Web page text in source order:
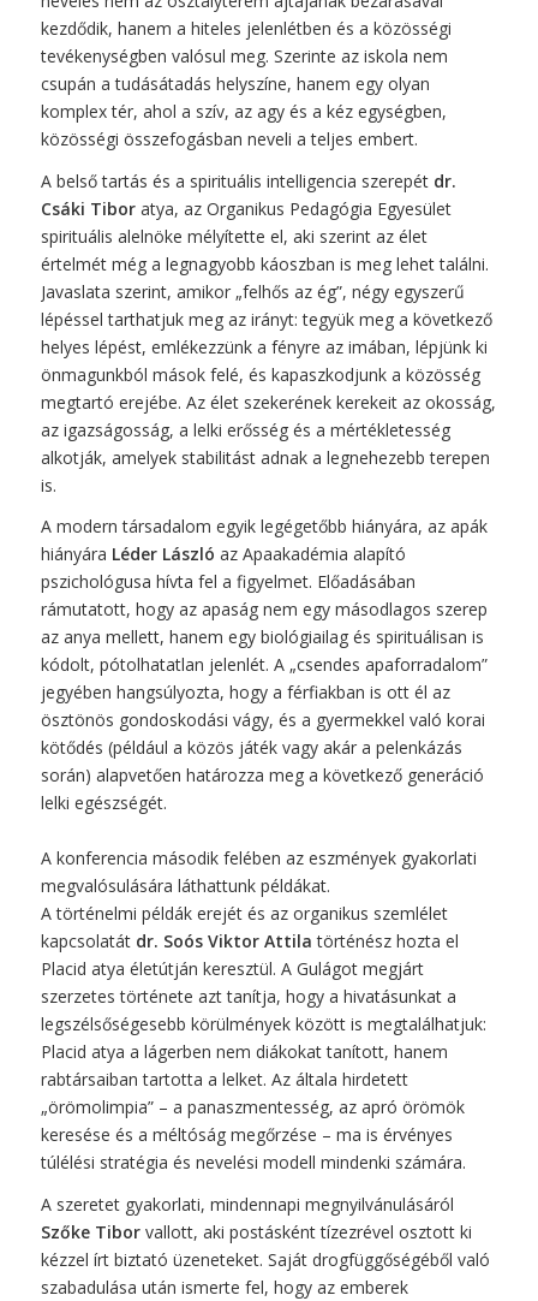
kezdődik, hanem a hiteles jelenlétben és a közösségi
tevékenységben valósul meg. Szerinte az iskola nem
csupán a tudásátadás helyszíne, hanem egy olyan
komplex tér, ahol a szív, az agy és a kéz egységben,
közösségi összefogásban neveli a teljes embert.
A belső tartás és a spirituális intelligencia szerepét dr.
Csáki Tiboratya, az Organikus Pedagógia Egyesület
spirituális alelnöke mélyítette el, aki szerint az élet
értelmét még a legnagyobb káoszban is meg lehet találni.
Javaslata szerint, amikor „felhős az ég”, négy egyszerű
lépéssel tarthatjuk meg az irányt: tegyük meg a következő
helyes lépést, emlékezzünk a fényre az imában, lépjünk ki
önmagunkból mások felé, és kapaszkodjunk a közösség
megtartó erejébe. Az élet szekerének kerekeit az okosság,
az igazságosság, a lelki erősség és a mértékletesség
alkotják, amelyek stabilitást adnak a legnehezebb terepen
is.
A modern társadalom egyik legégetőbb hiányára, az apák
hiányára Léder László az Apaakadémia alapító
pszichológusa hívta fel a figyelmet. Előadásában
rámutatott, hogy az apaság nem egy másodlagos szerep
az anya mellett, hanem egy biológiailag és spirituálisan is
kódolt, pótolhatatlan jelenlét. A „csendes apaforradalom”
jegyében hangsúlyozta, hogy a férfiakban is ott él az
ösztönös gondoskodási vágy, és a gyermekkel való korai
kötődés (például a közös játék vagy akár a pelenkázás
során) alapvetően határozza meg a következő generáció
lelki egészségét.
A konferencia második felében az eszmények gyakorlati
megvalósulására láthattunk példákat.
A történelmi példák erejét és az organikus szemlélet
kapcsolatát dr. Soós Viktor Attila történész hozta el
Placid atya életútján keresztül. A Gulágot megjárt
szerzetes története azt tanítja, hogy a hivatásunkat a
legszélsőségesebb körülmények között is megtalálhatjuk:
Placid atya a lágerben nem diákokat tanított, hanem
rabtársaiban tartotta a lelket. Az általa hirdetett
„örömolimpia” – a panaszmentesség, az apró örömök
keresése és a méltóság megőrzése – ma is érvényes
túlélési stratégia és nevelési modell mindenki számára.
A szeretet gyakorlati, mindennapi megnyilvánulásáról
Szőke Tiborvallott, aki postásként tízezrével osztott ki
kézzel írt biztató üzeneteket. Saját drogfüggőségéből való
szabadulása után ismerte fel, hogy az emberek